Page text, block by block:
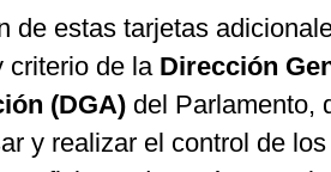
de estas tarjetas
criterio de la Dirección
(DGA) del Parlamento,
y realizar el control de